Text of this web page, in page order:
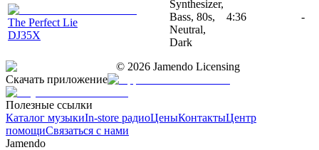
The Perfect Lie
DJ35X
Synthesizer,
Bass, 80s,
Neutral,
Dark
4:36 -
© 2026 Jamendo Licensing
Скачать приложение
Полезные ссылки
Каталог музыкиIn-store радиоЦеныКонтактыЦентр
помощиСвязаться с нами
Jamendo